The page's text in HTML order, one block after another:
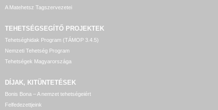
A Matehetsz Tagszervezetei
TEHETSÉGSEGÍTŐ PROJEKTEK
Tehetséghidak Program (TÁMOP 3.4.5)
Nemzeti Tehetség Program
Tehetségek Magyarországa
DÍJAK, KITÜNTETÉSEK
Bonis Bona – A nemzet tehetségeiért
Felfedezettjeink